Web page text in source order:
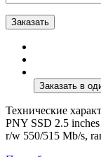
Заказать
Технические
PNY SSD 2.5
r/w 550/515 Mb/s,